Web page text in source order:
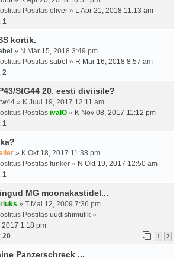
Postitas oliver » L Apr 21, 2018 11:13 am
1
kortik.
» N Mär 15, 2018 3:49 pm
Postitas sabel » R Mär 16, 2018 8:57 am
2
StG44 20. eesti diviisile?
» K Juul 19, 2017 12:11 am
Postitas ivalO » K Nov 08, 2017 11:12 pm
1
» K Okt 18, 2017 11:38 pm
Postitas funker » N Okt 19, 2017 12:50 am
1
MG moonakastidel...
» T Mai 12, 2009 7:36 pm
Postitas uudishimulik »
2017 1:18 pm
20 1 2
Panzerschreck ...